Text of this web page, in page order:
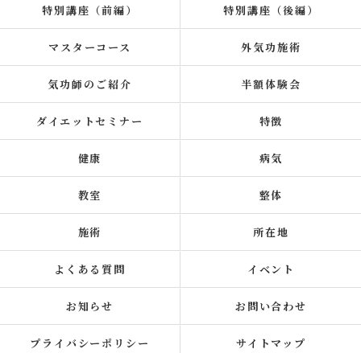
特別講座（前編） 特別講座（後編）
マスターコース 外気功施術
気功師のご紹介 半額体験会
ダイエットセミナー 特徴
健康 病気
教室 整体
施術 所在地
よくある質問 イベント
お知らせ お問い合わせ
プライバシーポリシー サイトマップ